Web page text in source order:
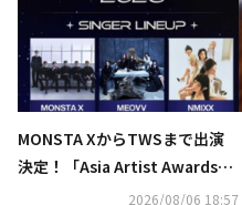
MONSTA XからTWSまで出演
決定！「Asia Artist Awards」
新たなラインナップ発表
2026/08/06 18:57